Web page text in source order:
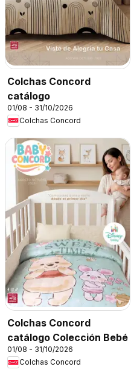
Colchas Concord
catálogo
01/08 - 31/10/2026
Colchas Concord
Colchas Concord
catálogo Colección Bebé
01/08 - 31/10/2026
Colchas Concord